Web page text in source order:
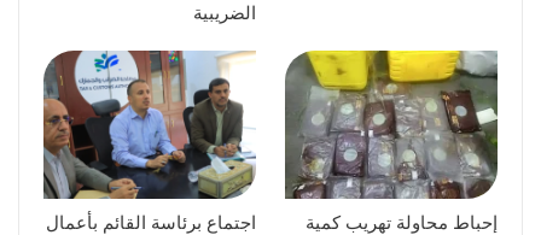
الضريبية
إحباط محاولة تهريب كمية
اجتماع برئاسة القائم بأعمال